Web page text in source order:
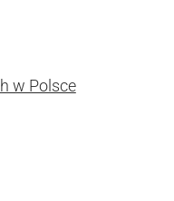
w Polsce